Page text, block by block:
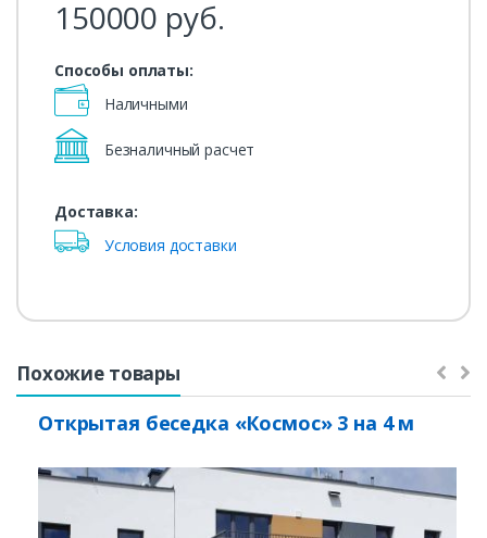
150000 руб.
Способы оплаты:
Наличными
Безналичный расчет
Доставка:
Условия доставки
Похожие товары
Открытая беседка «Космос» 3 на 4 м